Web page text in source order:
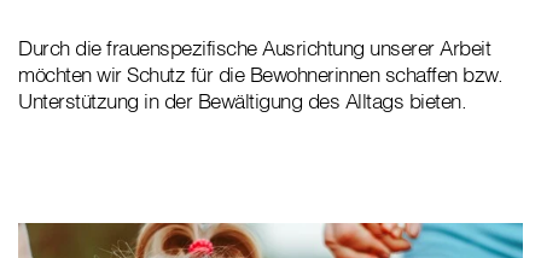
Durch die frauenspezifische Ausrichtung unserer Arbeit
möchten wir Schutz für die Bewohnerinnen schaffen bzw.
Unterstützung in der Bewältigung des Alltags bieten.